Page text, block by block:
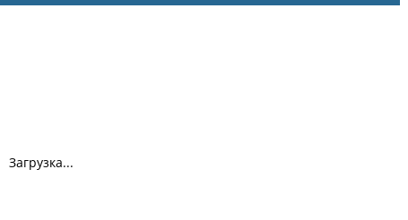
Загрузка...